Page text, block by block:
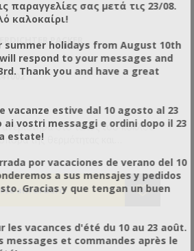
PACKER
στο τέλος του κύκλου
της θερμότητας και
με αντοχή σε υγρά,
ηλεκτρονική κάρτα και εύκολος
κάρτα 10 προγραμμάτων.
κι ευκολότερη συντήρηση.
Συγκόλλησης [mm]: 540x390
παραγγελίες σας μετά τις 23/08.
καλοκαίρι!
summer holidays from August 10th
respond to your messages and
Thank you and have a great
vacanze estive dal 10 agosto al 23
ai vostri messaggi e ordini dopo il 23
estate!
por vacaciones de verano del 10
a sus mensajes y pedidos
Gracias y que tengan un buen
les vacances d'été du 10 au 23 août.
messages et commandes après le